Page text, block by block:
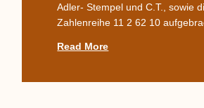
Adler- Stempel und C.T., sowie
Zahlenreihe 11 2 62 10
Read More